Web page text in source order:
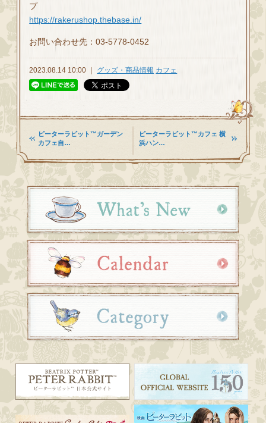
プ
https://rakerushop.thebase.in/
お問い合わせ先：03-5778-0452
2023.08.14 10:00 ｜ グッズ・商品情報 カフェ
ピーターラビット™ガーデン
カフェ自…
ピーターラビット™カフェ 横
浜ハン…